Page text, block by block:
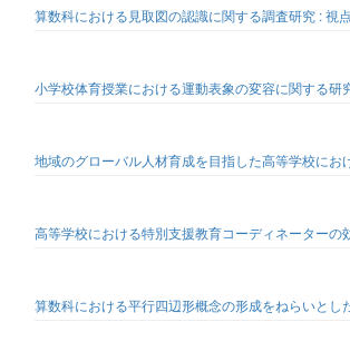
算数科における見取図の認識に関する調査研究 : 視
小学校体育授業における運動表象の変容に関する
地域のグローバル人材育成を目指した高等学校に
高等学校における特別支援教育コーディネーター
算数科における平行四辺形概念の形成をねらいと